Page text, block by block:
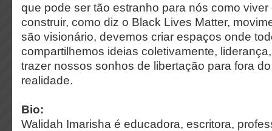
que pode ser tão estranho para nós como viver
construir, como diz o Black Lives Matter,
são visionário, devemos criar espaços onde
compartilhemos ideias coletivamente,
trazer nossos sonhos de libertação para fora
realidade.
Bio:
Walidah Imarisha é educadora, escritora,